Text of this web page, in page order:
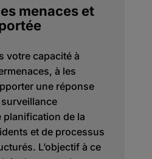
menaces et
votre capacité à
à les
une réponse
surveillance
planification de la
et de processus
L’objectif à ce